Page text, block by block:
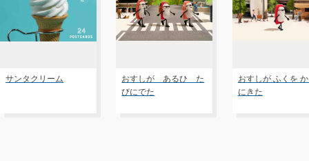
サンタクリーム
おすしが あるひ た
びにでた
おすしが ふくを
にきた